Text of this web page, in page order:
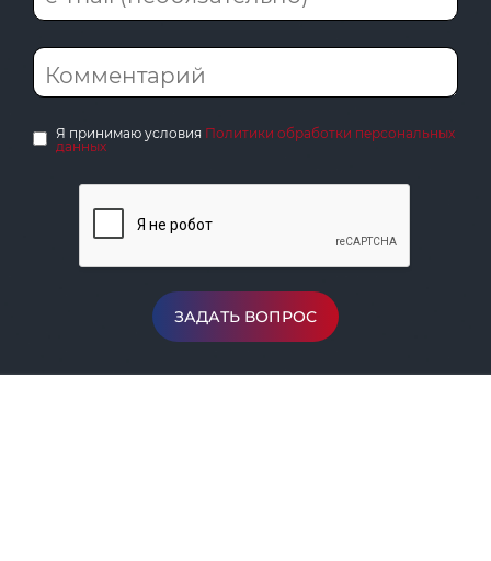
Я принимаю условия Политики обработки персональных
данных
ЗАДАТЬ ВОПРОС